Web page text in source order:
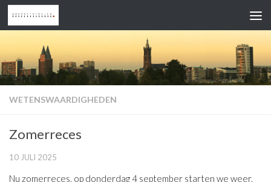
Doorgaan naar inhoud
WETENSWAARDIGHEDEN
Zomerreces
10 JULI 2025
Nu zomerreces, op donderdag 4 september starten we weer.